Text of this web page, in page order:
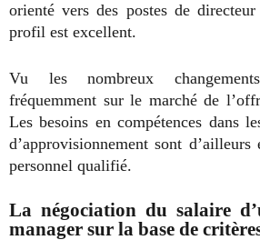
orienté vers des postes de
profil est excellent.
Vu les nombreux
fréquemment sur le marché de
Les besoins en compétences dans
d’approvisionnement sont
personnel qualifié.
La négociation du salaire
manager sur la base de